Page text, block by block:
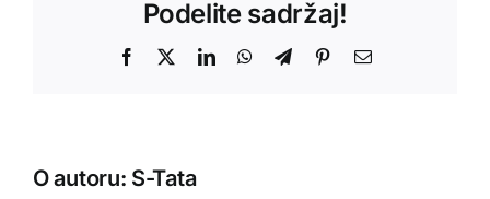
Podelite sadržaj!
Facebook LinkedInWhatsApp
TelegramPinterestEmail
O autoru: S-Tata